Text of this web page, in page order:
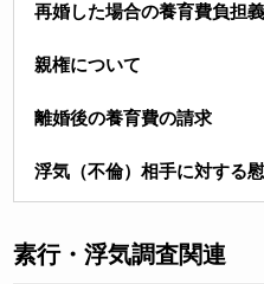
再婚した場合の養育費負担
親権について
離婚後の養育費の請求
浮気（不倫）相手に対する
素行・浮気調査関連